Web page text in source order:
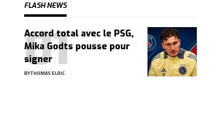
FLASH NEWS
Accord total avec le PSG,
Mika Godts pousse pour
signer
BYTHOMAS ELRIC